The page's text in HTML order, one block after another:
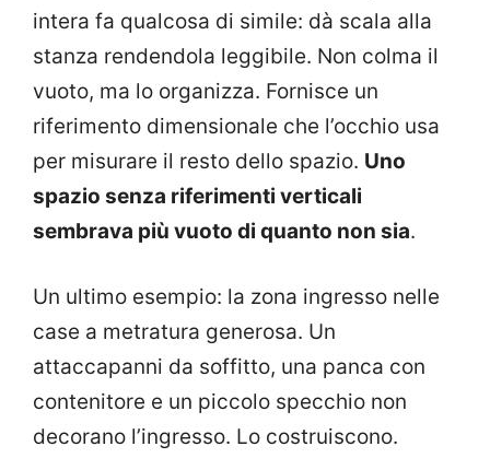
intera fa qualcosa di simile: dà scala alla
stanza rendendola leggibile. Non colma il
vuoto, ma lo organizza. Fornisce un
riferimento dimensionale che l’occhio usa
per misurare il resto dello spazio. Uno
spazio senza riferimenti verticali
sembrava più vuoto di quanto non sia.
Un ultimo esempio: la zona ingresso nelle
case a metratura generosa. Un
attaccapanni da soffitto, una panca con
contenitore e un piccolo specchio non
decorano l’ingresso. Lo costruiscono.